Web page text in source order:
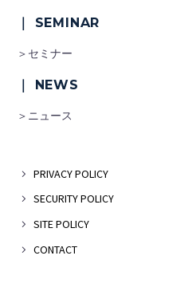
｜ SEMINAR
＞セミナー
｜ NEWS
＞ニュース
PRIVACY POLICY
SECURITY POLICY
SITE POLICY
CONTACT